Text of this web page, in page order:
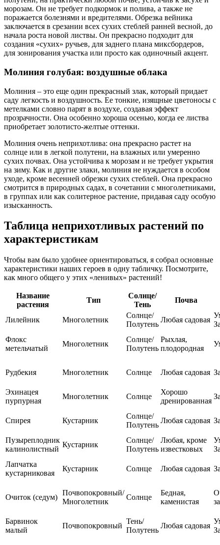
морозам. Он не требует подкормок и полива, а также не
поражается болезнями и вредителями. Обрезка вейника
заключается в срезании всех сухих стеблей ранней весной, до
начала роста новой листвы. Он прекрасно подходит для
создания «сухих» ручьев, для заднего плана миксбордеров,
для зонирования участка или просто как одиночный акцент.
Молиния голубая: воздушные облака
Молиния – это еще один прекрасный злак, который придает
саду легкость и воздушность. Ее тонкие, изящные цветоносы с
метелками словно парят в воздухе, создавая эффект
прозрачности. Она особенно хороша осенью, когда ее листва
приобретает золотисто-желтые оттенки.
Молиния очень неприхотлива: она прекрасно растет на
солнце или в легкой полутени, на влажных или умеренно
сухих почвах. Она устойчива к морозам и не требует укрытия
на зиму. Как и другие злаки, молиния не нуждается в особом
уходе, кроме весенней обрезки сухих стеблей. Она прекрасно
смотрится в природных садах, в сочетании с многолетниками,
в группах или как солитерное растение, придавая саду особую
изысканность.
Таблица неприхотливых растений по
характеристикам
Чтобы вам было удобнее ориентироваться, я собрал основные
характеристики наших героев в одну табличку. Посмотрите,
как много общего у этих «ленивых» растений!
Название
растения
Тип
Солнце/
Тень
Почва
Лилейник Многолетник
Солнце/
Полутень
Любая садовая
Флокс
метельчатый
Многолетник
Солнце/
Полутень
Рыхлая,
плодородная
Рудбекия Многолетник Солнце Любая садовая
Эхинацея
пурпурная
Многолетник Солнце
Хорошо
дренированная
Спирея Кустарник
Солнце/
Полутень
Любая садовая
Пузыреплодник
калинолистный
Кустарник
Солнце/
Полутень
Любая, кроме
известковых
Лапчатка
кустарниковая
Кустарник Солнце Любая садовая
Очиток (седум)
Почвопокровный/
Многолетник
Солнце
Бедная,
каменистая
Барвинок
малый
Почвопокровный
Тень/
Полутень
Любая садовая